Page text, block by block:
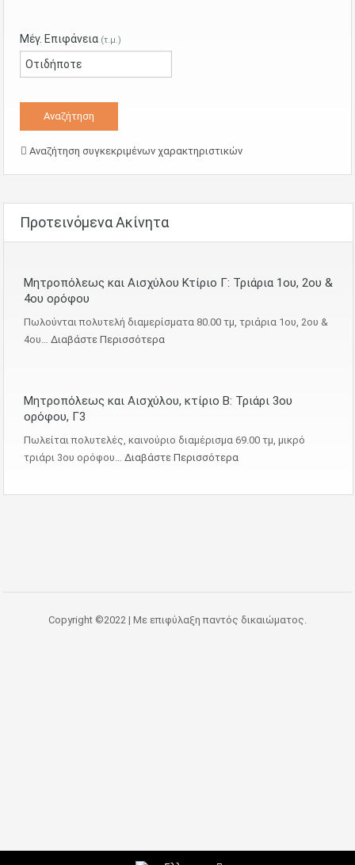
Μέγ. Επιφάνεια (τ.μ.)
Αναζήτηση συγκεκριμένων χαρακτηριστικών
Προτεινόμενα Ακίνητα
Μητροπόλεως και Αισχύλου Κτίριο Γ: Τριάρια 1ου, 2ου &
4ου ορόφου
Πωλούνται πολυτελή διαμερίσματα 80.00 τμ, τριάρια 1ου, 2ου &
4ου… Διαβάστε Περισσότερα
Μητροπόλεως και Αισχύλου, κτίριο Β: Τριάρι 3ου
ορόφου, Γ3
Πωλείται πολυτελές, καινούριο διαμέρισμα 69.00 τμ, μικρό
τριάρι 3ου ορόφου… Διαβάστε Περισσότερα
Copyright ©2022 | Με επιφύλαξη παντός δικαιώματος.